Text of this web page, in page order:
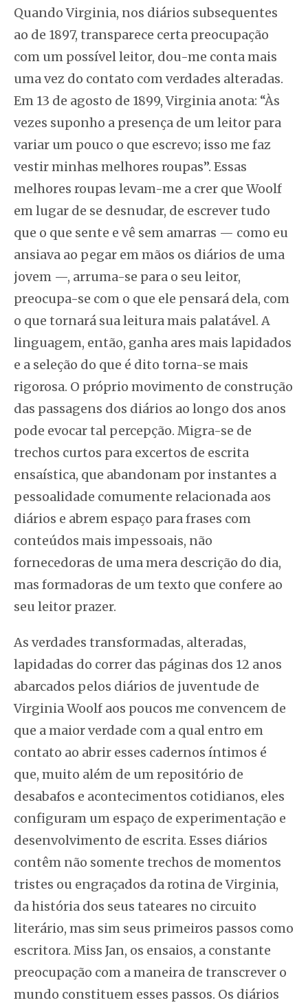
Quando Virginia, nos diários subsequentes
ao de 1897, transparece certa preocupação
com um possível leitor, dou-me conta mais
uma vez do contato com verdades alteradas.
Em 13 de agosto de 1899, Virginia anota: “Às
vezes suponho a presença de um leitor para
variar um pouco o que escrevo; isso me faz
vestir minhas melhores roupas”. Essas
melhores roupas levam-me a crer que Woolf
em lugar de se desnudar, de escrever tudo
que o que sente e vê sem amarras — como eu
ansiava ao pegar em mãos os diários de uma
jovem —, arruma-se para o seu leitor,
preocupa-se com o que ele pensará dela, com
o que tornará sua leitura mais palatável. A
linguagem, então, ganha ares mais lapidados
e a seleção do que é dito torna-se mais
rigorosa. O próprio movimento de construção
das passagens dos diários ao longo dos anos
pode evocar tal percepção. Migra-se de
trechos curtos para excertos de escrita
ensaística, que abandonam por instantes a
pessoalidade comumente relacionada aos
diários e abrem espaço para frases com
conteúdos mais impessoais, não
fornecedoras de uma mera descrição do dia,
mas formadoras de um texto que confere ao
seu leitor prazer.
As verdades transformadas, alteradas,
lapidadas do correr das páginas dos 12 anos
abarcados pelos diários de juventude de
Virginia Woolf aos poucos me convencem de
que a maior verdade com a qual entro em
contato ao abrir esses cadernos íntimos é
que, muito além de um repositório de
desabafos e acontecimentos cotidianos, eles
configuram um espaço de experimentação e
desenvolvimento de escrita. Esses diários
contêm não somente trechos de momentos
tristes ou engraçados da rotina de Virginia,
da história dos seus tateares no circuito
literário, mas sim seus primeiros passos como
escritora. Miss Jan, os ensaios, a constante
preocupação com a maneira de transcrever o
mundo constituem esses passos. Os diários